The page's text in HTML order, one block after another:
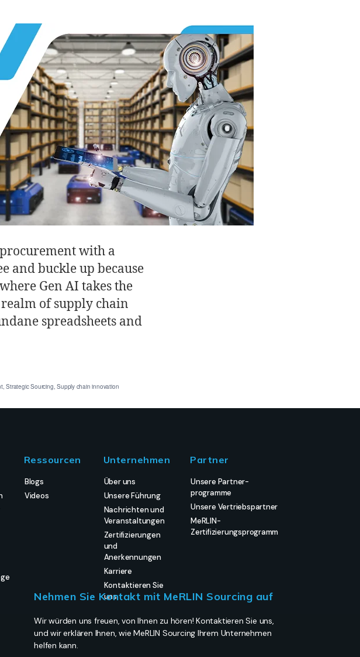
with a
and buckle up because
Gen AI takes the
of supply chain
spreadsheets and
,Strategic Sourcing,Supply chain innovation
Ressourcen
Blogs
Videos
Unternehmen
Über uns
Unsere Führung
Nachrichten und
Veranstaltungen
Zertifizierungen
und
Anerkennungen
Karriere
Kontaktieren Sie
uns
Partner
Unsere Partner-
programme
Unsere Vertriebspartner
MeRLIN-
Zertifizierungsprogramm
Nehmen Sie Kontakt mit MeRLIN Sourcing auf
Wir würden uns freuen, von Ihnen zu hören! Kontaktieren Sie uns,
und wir erklären Ihnen, wie MeRLIN Sourcing Ihrem Unternehmen
helfen kann.